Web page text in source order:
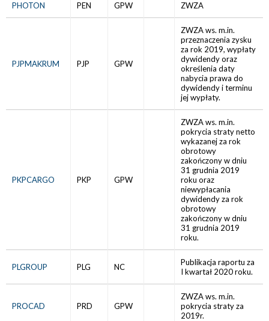
PHOTON PEN GPW ZWZA
PJPMAKRUM PJP GPW
ZWZA ws. m.in.
przeznaczenia zysku
za rok 2019, wypłaty
dywidendy oraz
określenia daty
nabycia prawa do
dywidendy i terminu
jej wypłaty.
PKPCARGO PKP GPW
ZWZA ws. m.in.
pokrycia straty netto
wykazanej za rok
obrotowy
zakończony w dniu
31 grudnia 2019
roku oraz
niewypłacania
dywidendy za rok
obrotowy
zakończony w dniu
31 grudnia 2019
roku.
PLGROUP PLG NC
Publikacja raportu za
I kwartał 2020 roku.
PROCAD PRD GPW
ZWZA ws. m.in.
pokrycia straty za
2019r.